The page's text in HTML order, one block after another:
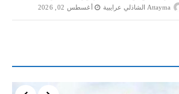
Attayma الشاذلي عرايبية أغسطس 02, 2026